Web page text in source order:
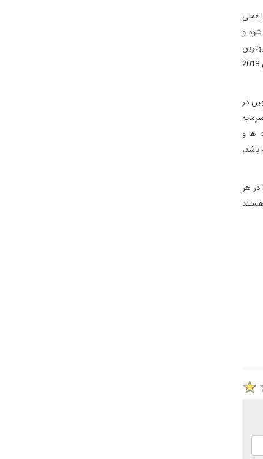
عملی
شود و
سناریو برای اقتصاد جهانی این است که طرفین مناقشات تجاری در صدد تشدید شرایط برنیایند. به هر حال، با از بین رفتن تاثیرات برنامه کاهش مالیاتی سال 2018
در
کاهش سطح سرمایه
ها و
در هر